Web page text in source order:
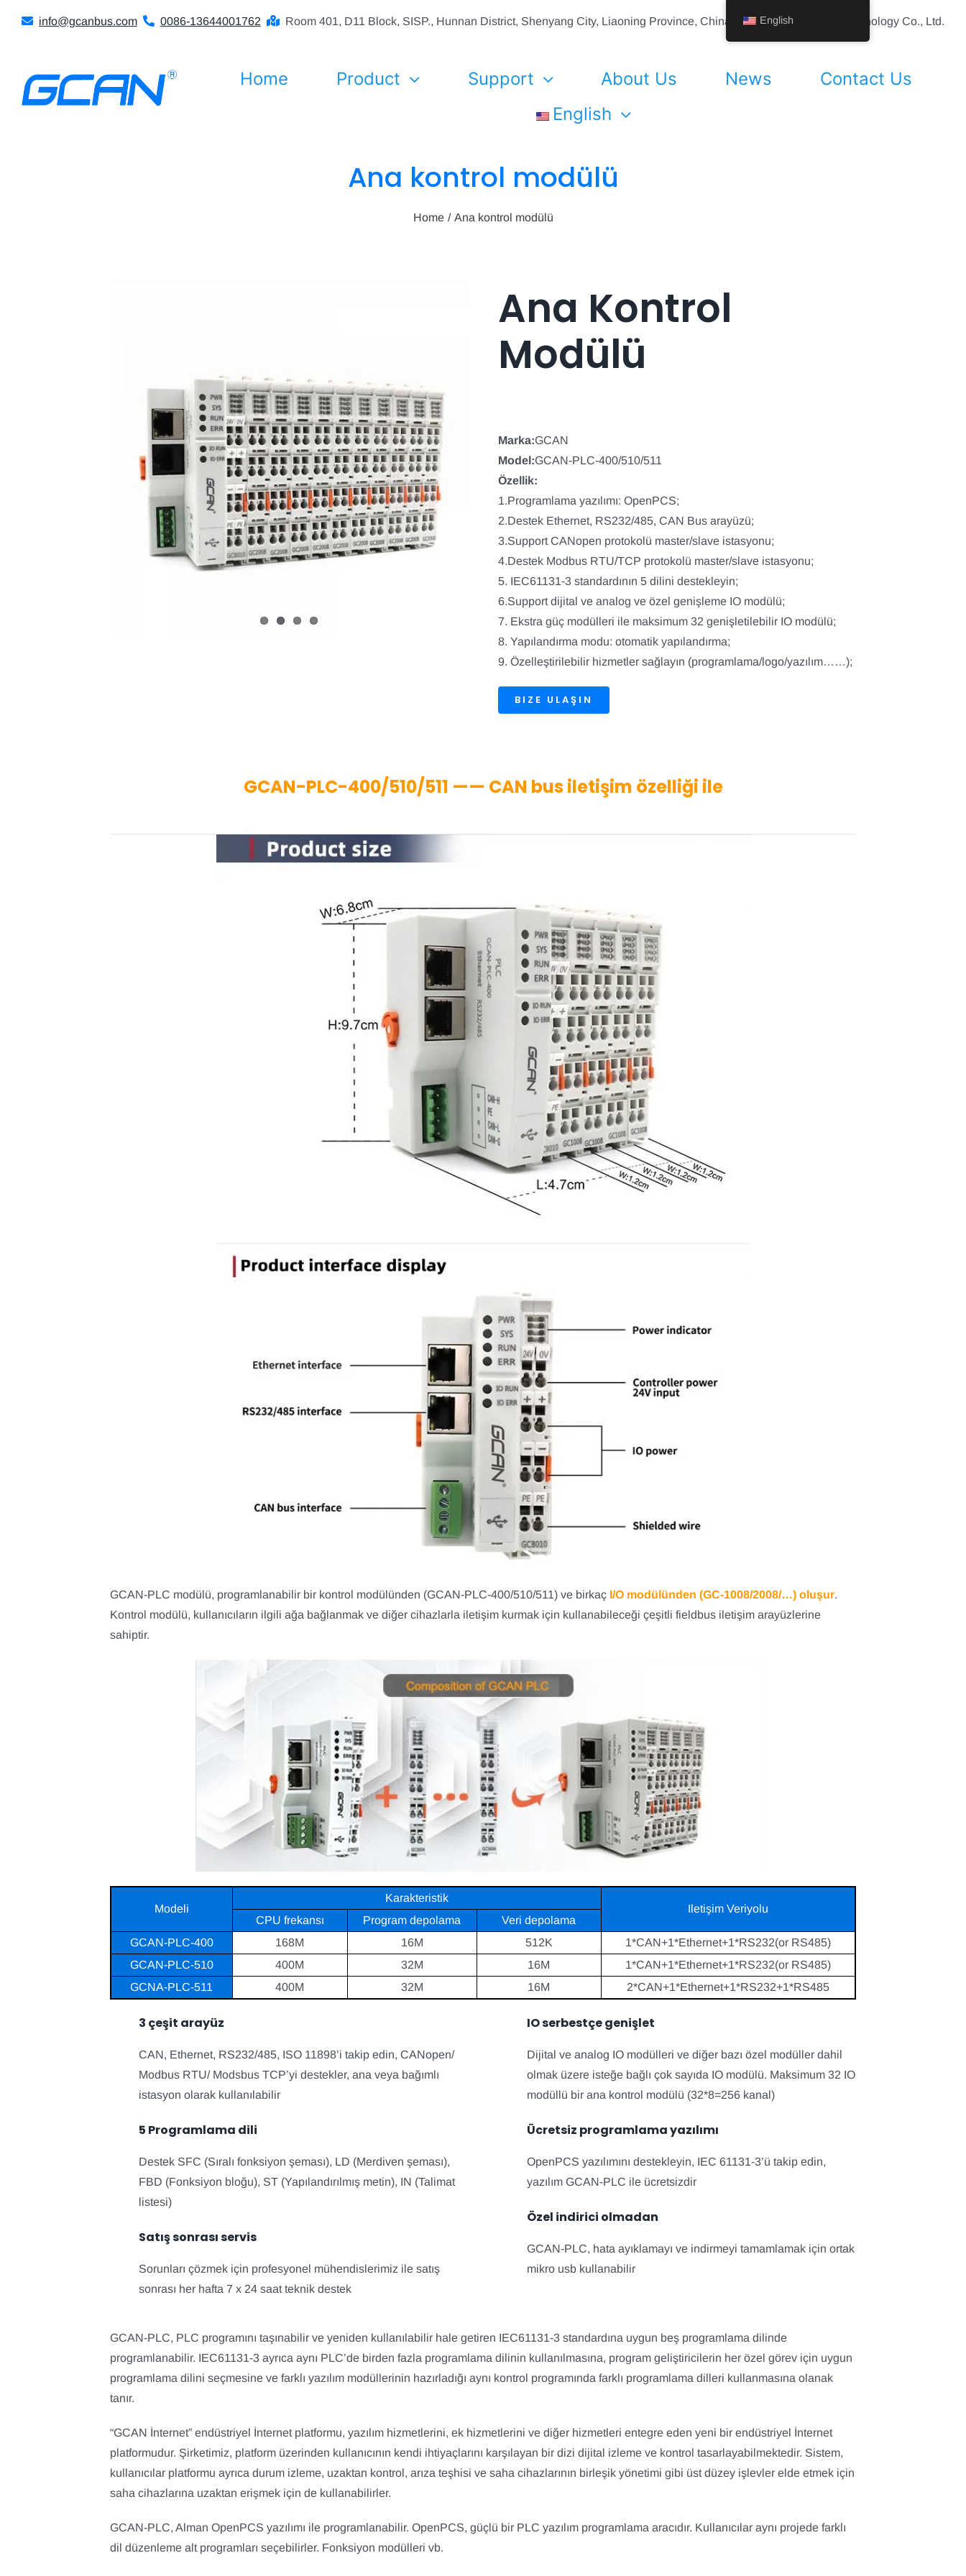
info@gcanbus.com 0086-13644001762 Room 401, D11 Block, SISP., Hunnan District, Shenyang City, Liaoning Province, China Shenyang Vhandy Technology Co., Ltd.
Home Product Support About Us News
Contact Us
English
Ana kontrol modülü
Home Ana kontrol modülü
Ana Kontrol
Modülü
Marka:GCAN
Model:GCAN-PLC-400/510/511
Özellik:
1.Programlama yazılımı: OpenPCS;
2.Destek Ethernet, RS232/485, CAN Bus arayüzü;
3.Support CANopen protokolü master/slave istasyonu;
4.Destek Modbus RTU/TCP protokolü master/slave istasyonu;
5. IEC61131-3 standardının 5 dilini destekleyin;
6.Support dijital ve analog ve özel genişleme IO modülü;
7. Ekstra güç modülleri ile maksimum 32 genişletilebilir IO modülü;
8. Yapılandırma modu: otomatik yapılandırma;
9. Özelleştirilebilir hizmetler sağlayın (programlama/logo/yazılım……);
BIZE ULAŞIN
GCAN-PLC-400/510/511 —— CAN bus iletişim özelliği ile
GCAN-PLC modülü, programlanabilir bir kontrol modülünden (GCAN-PLC-400/510/511) ve birkaç I/O modülünden (GC-1008/2008/…) oluşur.
Kontrol modülü, kullanıcıların ilgili ağa bağlanmak ve diğer cihazlarla iletişim kurmak için kullanabileceği çeşitli fieldbus iletişim arayüzlerine
sahiptir.
Modeli
Karakteristik
Iletişim Veriyolu
CPU frekansı
Program depolama
Veri depolama
GCAN-PLC-400
168M 16M 512K
1*CAN+1*Ethernet+1*RS232(or RS485)
GCAN-PLC-510
400M 32M 16M
1*CAN+1*Ethernet+1*RS232(or RS485)
GCNA-PLC-511
400M 32M 16M 2*CAN+1*Ethernet+1*RS232+1*RS485
3 çeşit arayüz
CAN, Ethernet, RS232/485, ISO 11898’i takip edin, CANopen/
Modbus RTU/ Modsbus TCP’yi destekler, ana veya bağımlı
istasyon olarak kullanılabilir
5 Programlama dili
Destek SFC (Sıralı fonksiyon şeması), LD (Merdiven şeması),
FBD (Fonksiyon bloğu), ST (Yapılandırılmış metin), IN (Talimat
listesi)
Satış sonrası servis
Sorunları çözmek için profesyonel mühendislerimiz ile satış
sonrası her hafta 7 x 24 saat teknik destek
IO serbestçe genişlet
Dijital ve analog IO modülleri ve diğer bazı özel modüller dahil
olmak üzere isteğe bağlı çok sayıda IO modülü. Maksimum 32 IO
modüllü bir ana kontrol modülü (32*8=256 kanal)
Ücretsiz programlama yazılımı
OpenPCS yazılımını destekleyin, IEC 61131-3’ü takip edin,
yazılım GCAN-PLC ile ücretsizdir
Özel indirici olmadan
GCAN-PLC, hata ayıklamayı ve indirmeyi tamamlamak için ortak
mikro usb kullanabilir
GCAN-PLC, PLC programını taşınabilir ve yeniden kullanılabilir hale getiren IEC61131-3 standardına uygun beş programlama dilinde
programlanabilir. IEC61131-3 ayrıca aynı PLC’de birden fazla programlama dilinin kullanılmasına, program geliştiricilerin her özel görev için uygun
programlama dilini seçmesine ve farklı yazılım modüllerinin hazırladığı aynı kontrol programında farklı programlama dilleri kullanmasına olanak
tanır.
“GCAN İnternet” endüstriyel İnternet platformu, yazılım hizmetlerini, ek hizmetlerini ve diğer hizmetleri entegre eden yeni bir endüstriyel İnternet
platformudur. Şirketimiz, platform üzerinden kullanıcının kendi ihtiyaçlarını karşılayan bir dizi dijital izleme ve kontrol tasarlayabilmektedir. Sistem,
kullanıcılar platformu ayrıca durum izleme, uzaktan kontrol, arıza teşhisi ve saha cihazlarının birleşik yönetimi gibi üst düzey işlevler elde etmek için
saha cihazlarına uzaktan erişmek için de kullanabilirler.
GCAN-PLC, Alman OpenPCS yazılımı ile programlanabilir. OpenPCS, güçlü bir PLC yazılım programlama aracıdır. Kullanıcılar aynı projede farklı
dil düzenleme alt programları seçebilirler. Fonksiyon modülleri vb.
English